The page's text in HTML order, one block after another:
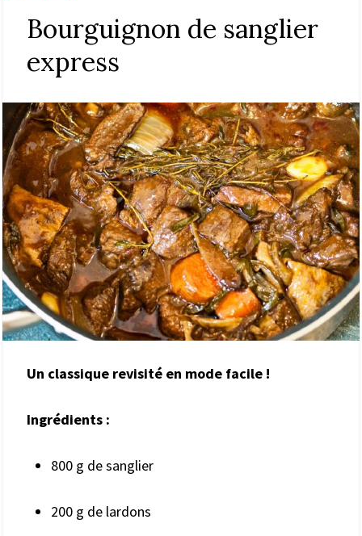
Bourguignon de sanglier
express
Un classique revisité en mode facile !
Ingrédients :
800 g de sanglier
200 g de lardons